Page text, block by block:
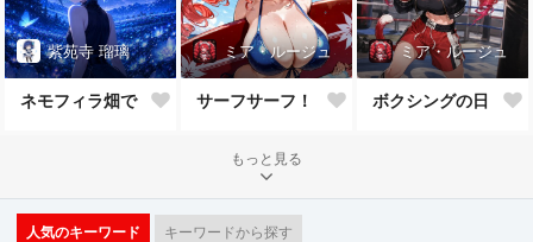
紫苑寺 瑠璃
ネモフィラ畑で
ミア・ルージュ
サーフサーフ！
ミア・ルージュ
ボクシングの日
もっと見る
人気のキーワード キーワードから探す